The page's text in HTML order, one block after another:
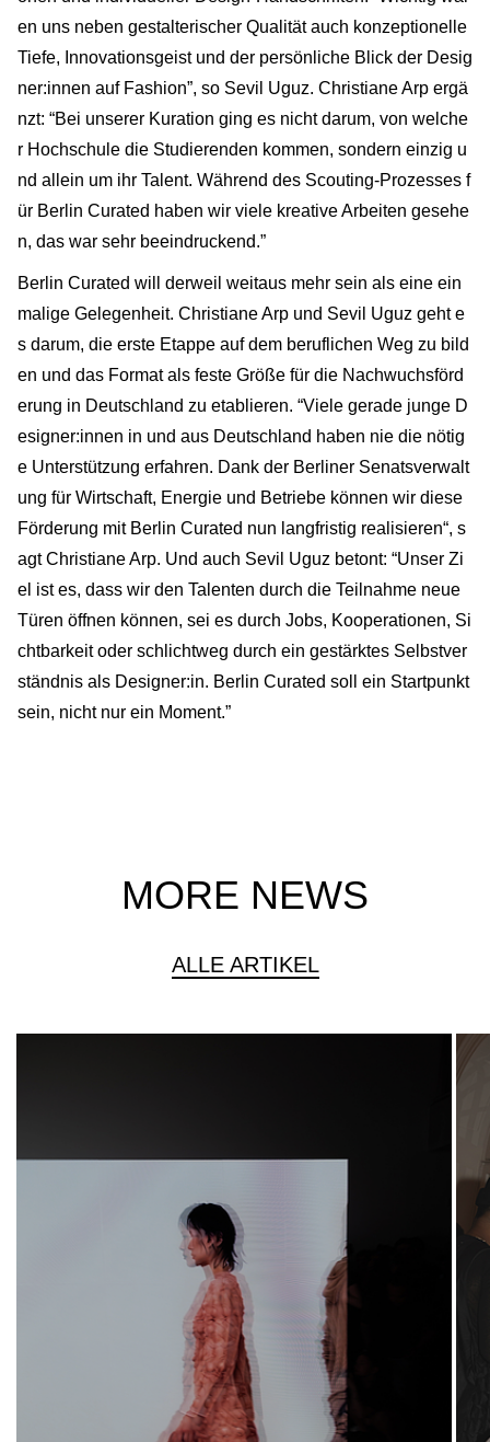
en uns neben gestalterischer Qualität auch konzeptionelle
Tiefe, Innovationsgeist und der persönliche Blick der Desig
ner:innen auf Fashion”, so Sevil Uguz. Christiane Arp ergä
nzt: “Bei unserer Kuration ging es nicht darum, von welche
r Hochschule die Studierenden kommen, sondern einzig u
nd allein um ihr Talent. Während des Scouting-Prozesses f
ür Berlin Curated haben wir viele kreative Arbeiten gesehe
n, das war sehr beeindruckend.”
Berlin Curated will derweil weitaus mehr sein als eine ein
malige Gelegenheit. Christiane Arp und Sevil Uguz geht e
s darum, die erste Etappe auf dem beruflichen Weg zu bild
en und das Format als feste Größe für die Nachwuchsförd
erung in Deutschland zu etablieren. “Viele gerade junge D
esigner:innen in und aus Deutschland haben nie die nötig
e Unterstützung erfahren. Dank der Berliner Senatsverwalt
ung für Wirtschaft, Energie und Betriebe können wir diese
Förderung mit Berlin Curated nun langfristig realisieren“, s
agt Christiane Arp. Und auch Sevil Uguz betont: “Unser Zi
el ist es, dass wir den Talenten durch die Teilnahme neue
Türen öffnen können, sei es durch Jobs, Kooperationen, Si
chtbarkeit oder schlichtweg durch ein gestärktes Selbstver
ständnis als Designer:in. Berlin Curated soll ein Startpunkt
sein, nicht nur ein Moment.”
MORE NEWS
ALLE ARTIKEL